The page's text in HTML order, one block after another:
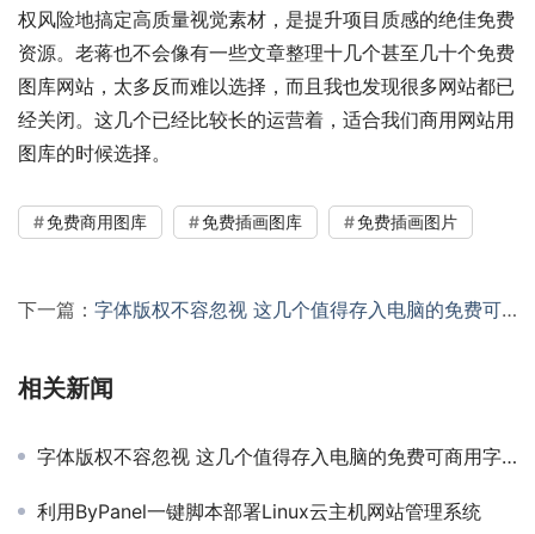
权风险地搞定高质量视觉素材，是提升项目质感的绝佳免费
资源。老蒋也不会像有一些文章整理十几个甚至几十个免费
图库网站，太多反而难以选择，而且我也发现很多网站都已
经关闭。这几个已经比较长的运营着，适合我们商用网站用
图库的时候选择。
免费商用图库 免费插画图库 免费插画图片
下一篇： 字体版权不容忽视 这几个值得存入电脑的免费可商用字体
相关新闻
字体版权不容忽视 这几个值得存入电脑的免费可商用字体
利用ByPanel一键脚本部署Linux云主机网站管理系统